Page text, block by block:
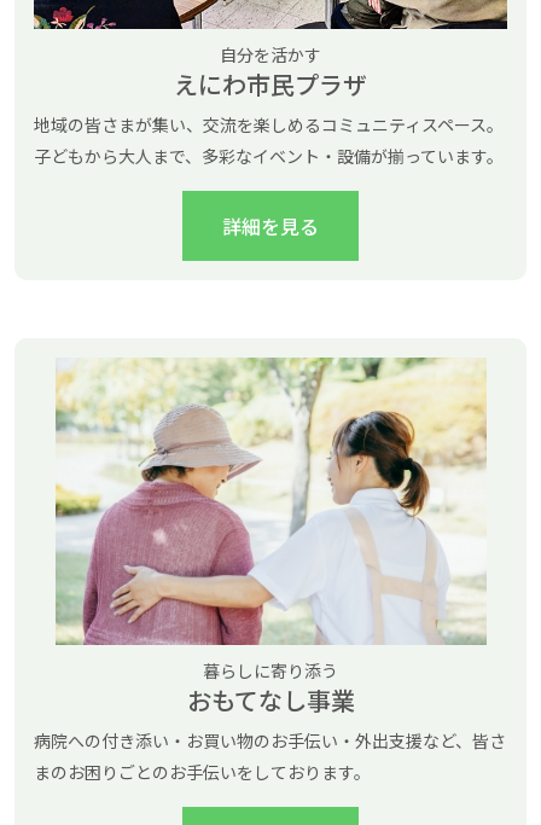
自分を活かす
えにわ市民プラザ
地域の皆さまが集い、交流を楽しめるコミュニティスペース。
子どもから大人まで、多彩なイベント・設備が揃っています。
詳細を見る
暮らしに寄り添う
おもてなし事業
病院への付き添い・お買い物のお手伝い・外出支援など、皆さ
まのお困りごとのお手伝いをしております。